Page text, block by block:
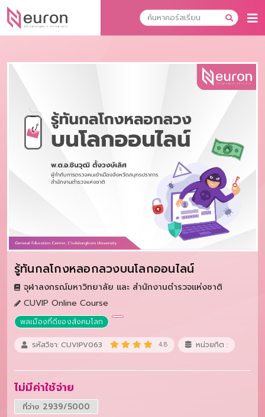
รู้ทันกลโกงหลอกลวงบนโลกออนไลน์
จุฬาลงกรณ์มหาวิทยาลัย และ สำนักงานตำรวจแห่งชาติ
CUVIP Online Course
พลเมืองที่ดีของสังคมโลก
รหัสวิชา: CUVIPV063 4.8 หน่วยกิต :
ไม่มีค่าใช้จ่าย
ที่ว่าง 2939/5000